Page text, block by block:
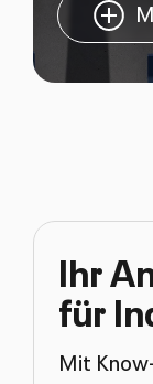
Ihr
für
Mit